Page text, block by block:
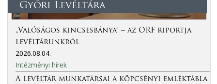
Győri Levéltára
„Valóságos kincsesbánya” – az ORF riportja
levéltárunkról
2026.08.04.
Intézményi hírek
A levéltár munkatársai a köpcsényi emléktábla